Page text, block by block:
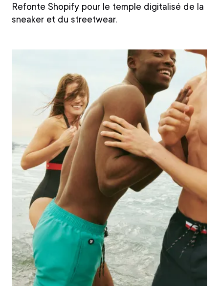
Refonte Shopify pour le temple digitalisé de la
sneaker et du streetwear.